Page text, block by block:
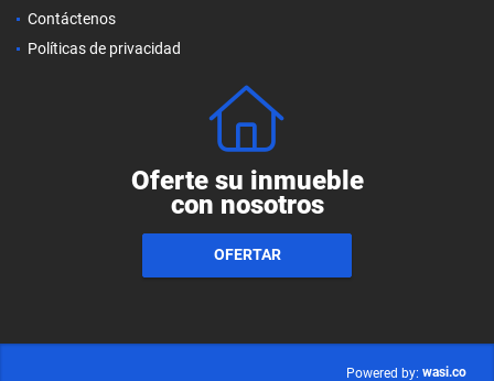
Contáctenos
Políticas de privacidad
Oferte su inmueble
con nosotros
OFERTAR
Powered by: wasi.co